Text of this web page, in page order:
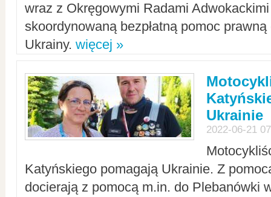
wraz z Okręgowymi Radami Adwokackimi
skoordynowaną bezpłatną pomoc
Ukrainy. więcej »
Ukrainie
2022-06-21
Katyńskiego pomagają Ukrainie. Z
docierają z pomocą m.in. do Plebanówki